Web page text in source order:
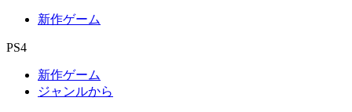
新作ゲーム
PS4
新作ゲーム
ジャンルから